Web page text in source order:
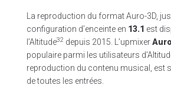
La reproduction du format Auro-3D,
configuration d’enceinte en 13.1 est
l’Altitude32 depuis 2015. L’upmixer
populaire parmi les utilisateurs
reproduction du contenu musical, est
de toutes les entrées.